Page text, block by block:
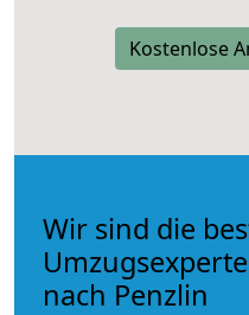
Kostenlose
Wir sind die
nach Penzlin